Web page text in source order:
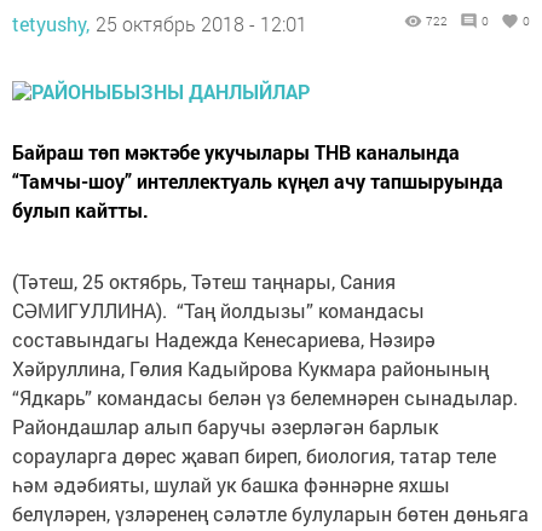
tetyushy, 25 октябрь 2018 - 12:01 722 0 0
Байраш төп мәктәбе укучылары ТНВ каналында
“Тамчы-шоу” интеллектуаль күңел ачу тапшы­руында
булып кайтты.
(Тәтеш, 25 октябрь, Тәтеш таңнары, Сания
СӘМИГУЛЛИНА). “Таң йолдызы” командасы
составындагы Надежда Кенесариева, Нәзирә
Хәйруллина, Гөлия Кадыйрова Кукмара районының
“Ядкарь” командасы белән үз белемнәрен сынадылар.
Райондашлар алып баручы әзерләгән барлык
сорауларга дөрес җавап биреп, биология, татар теле
һәм әдәбияты, шулай ук башка фәннәрне яхшы
белүләрен, үзләренең сәләтле булуларын бөтен дөнь­яга